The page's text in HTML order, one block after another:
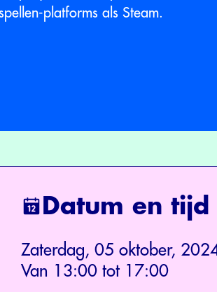
platforms als Steam.
Datum en tijd
Zaterdag, 05 oktober,
Van 13:00 tot 17:00